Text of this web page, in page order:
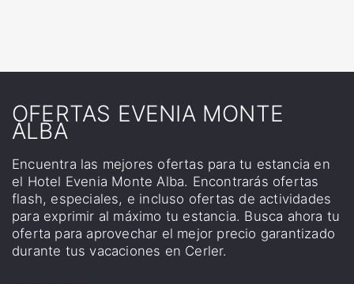
OFERTAS EVENIA MONTE
ALBA
Encuentra las mejores ofertas para tu estancia en
el Hotel Evenia Monte Alba. Encontrarás ofertas
flash, especiales, e incluso ofertas de actividades
para exprimir al máximo tu estancia. Busca ahora tu
oferta para aprovechar el mejor precio garantizado
durante tus vacaciones en Cerler.